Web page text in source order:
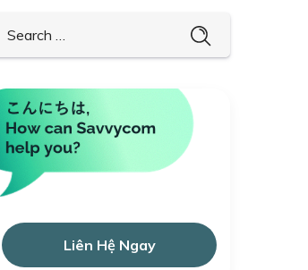
Liên Hệ Ngay